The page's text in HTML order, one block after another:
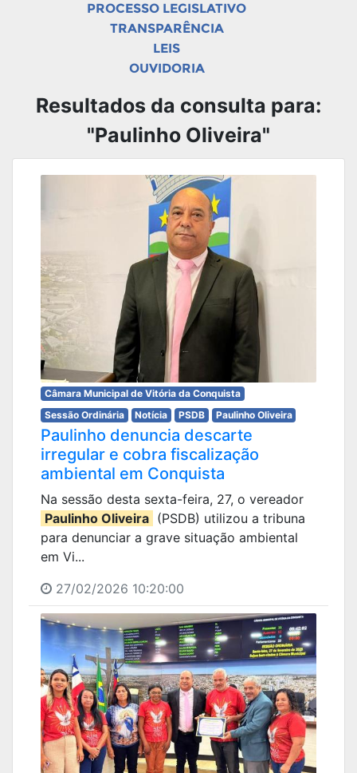
PROCESSO LEGISLATIVO
TRANSPARÊNCIA
LEIS
OUVIDORIA
Resultados da consulta para:
"Paulinho Oliveira"
Câmara Municipal de Vitória da Conquista
Sessão Ordinária
Notícia PSDB Paulinho Oliveira
Paulinho denuncia descarte
irregular e cobra fiscalização
ambiental em Conquista
Na sessão desta sexta-feira, 27, o vereador
Paulinho Oliveira (PSDB) utilizou a tribuna
para denunciar a grave situação ambiental
em Vi...
27/02/2026 10:20:00